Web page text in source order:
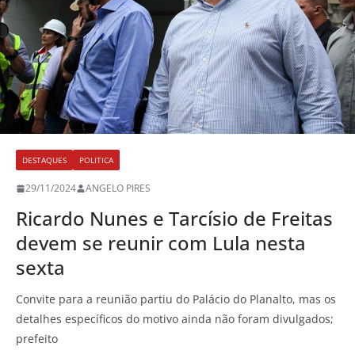
DESTAQUES POLITICA
29/11/2024 ANGELO PIRES
Ricardo Nunes e Tarcísio de Freitas
devem se reunir com Lula nesta
sexta
Convite para a reunião partiu do Palácio do Planalto, mas os
detalhes específicos do motivo ainda não foram divulgados;
prefeito